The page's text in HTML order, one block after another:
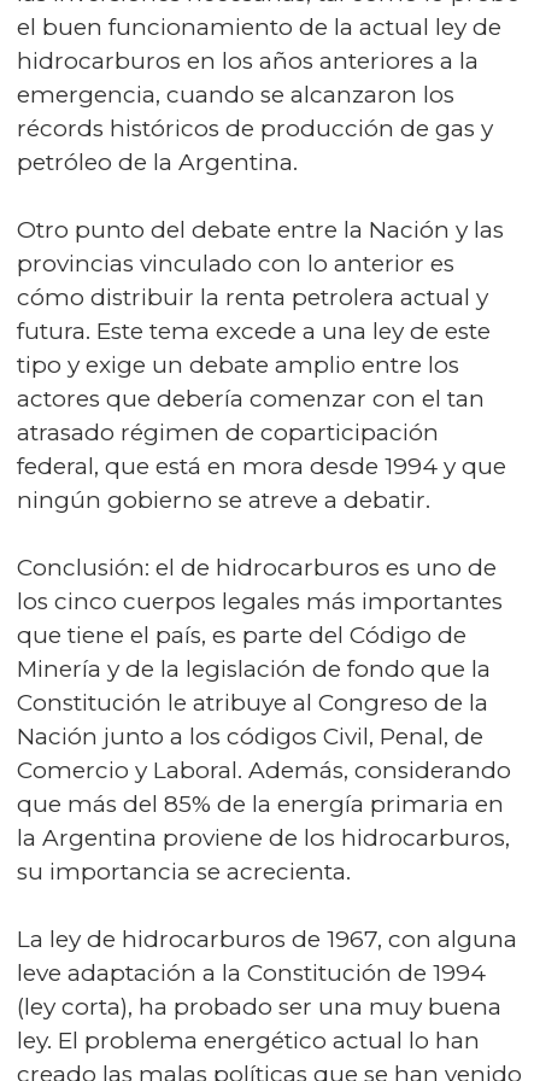
el buen funcionamiento de la actual ley de
hidrocarburos en los años anteriores a la
emergencia, cuando se alcanzaron los
récords históricos de producción de gas y
petróleo de la Argentina.
Otro punto del debate entre la Nación y las
provincias vinculado con lo anterior es
cómo distribuir la renta petrolera actual y
futura. Este tema excede a una ley de este
tipo y exige un debate amplio entre los
actores que debería comenzar con el tan
atrasado régimen de coparticipación
federal, que está en mora desde 1994 y que
ningún gobierno se atreve a debatir.
Conclusión: el de hidrocarburos es uno de
los cinco cuerpos legales más importantes
que tiene el país, es parte del Código de
Minería y de la legislación de fondo que la
Constitución le atribuye al Congreso de la
Nación junto a los códigos Civil, Penal, de
Comercio y Laboral. Además, considerando
que más del 85% de la energía primaria en
la Argentina proviene de los hidrocarburos,
su importancia se acrecienta.
La ley de hidrocarburos de 1967, con alguna
leve adaptación a la Constitución de 1994
(ley corta), ha probado ser una muy buena
ley. El problema energético actual lo han
creado las malas políticas que se han venido